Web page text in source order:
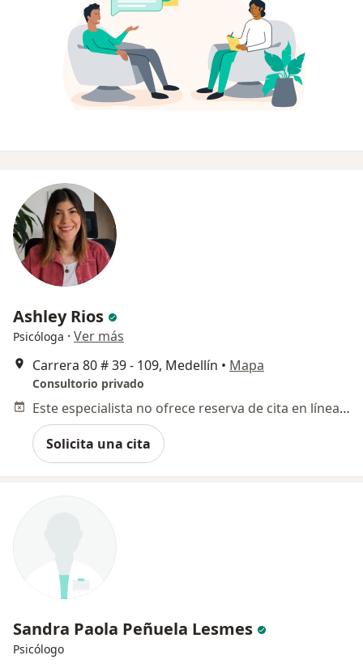
Ashley Rios
Psicóloga · Ver más
Carrera 80 # 39 - 109, Medellín • Mapa
Consultorio privado
Este especialista no ofrece reserva de cita en línea en esta dirección.
Solicita una cita
Sandra Paola Peñuela Lesmes
Psicólogo